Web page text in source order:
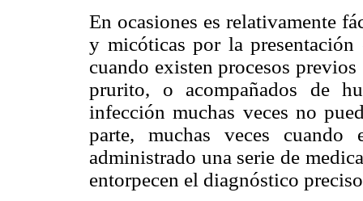
En ocasiones es relativamente
y micóticas por la
cuando existen procesos
prurito, o acompañados de
infección muchas veces no
parte, muchas veces
administrado una serie de
entorpecen el diagnóstico